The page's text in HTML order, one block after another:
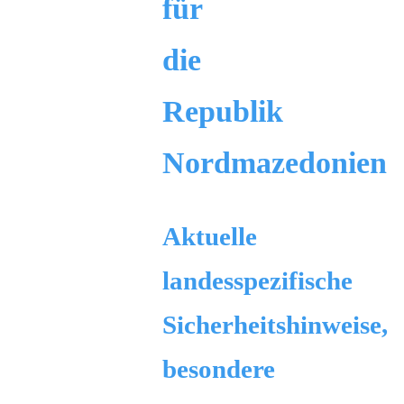
für
die
Republik
Nordmazedonien
Aktuelle
landesspezifische
Sicherheitshinweise,
besondere